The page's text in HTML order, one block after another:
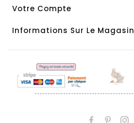
Votre Compte
Informations Sur Le Magasin